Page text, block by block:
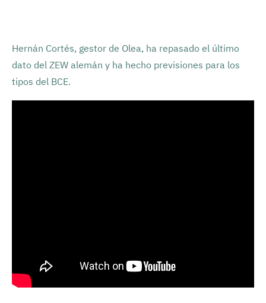
Hernán Cortés, gestor de Olea, ha repasado el último
dato del ZEW alemán y ha hecho previsiones para los
tipos del BCE.